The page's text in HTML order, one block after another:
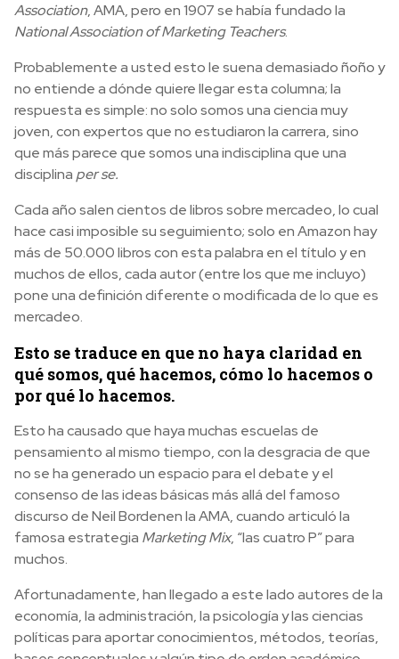
Association, AMA, pero en 1907 se había fundado la
National Association of Marketing Teachers.
Probablemente a usted esto le suena demasiado ñoño y
no entiende a dónde quiere llegar esta columna; la
respuesta es simple: no solo somos una ciencia muy
joven, con expertos que no estudiaron la carrera, sino
que más parece que somos una indisciplina que una
disciplina per se.
Cada año salen cientos de libros sobre mercadeo, lo cual
hace casi imposible su seguimiento; solo en Amazon hay
más de 50.000 libros con esta palabra en el título y en
muchos de ellos, cada autor (entre los que me incluyo)
pone una definición diferente o modificada de lo que es
mercadeo.
Esto se traduce en que no haya claridad en
qué somos, qué hacemos, cómo lo hacemos o
por qué lo hacemos.
Esto ha causado que haya muchas escuelas de
pensamiento al mismo tiempo, con la desgracia de que
no se ha generado un espacio para el debate y el
consenso de las ideas básicas más allá del famoso
discurso de Neil Bordenen la AMA, cuando articuló la
famosa estrategia Marketing Mix, “las cuatro P” para
muchos.
Afortunadamente, han llegado a este lado autores de la
economía, la administración, la psicología y las ciencias
políticas para aportar conocimientos, métodos, teorías,